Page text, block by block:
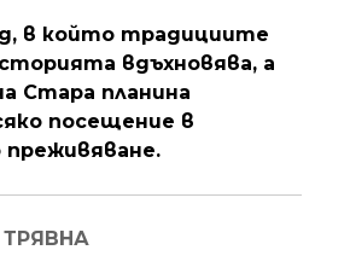
в който традициите
вдъхновява, а
Стара планина
посещение в
преживяване.